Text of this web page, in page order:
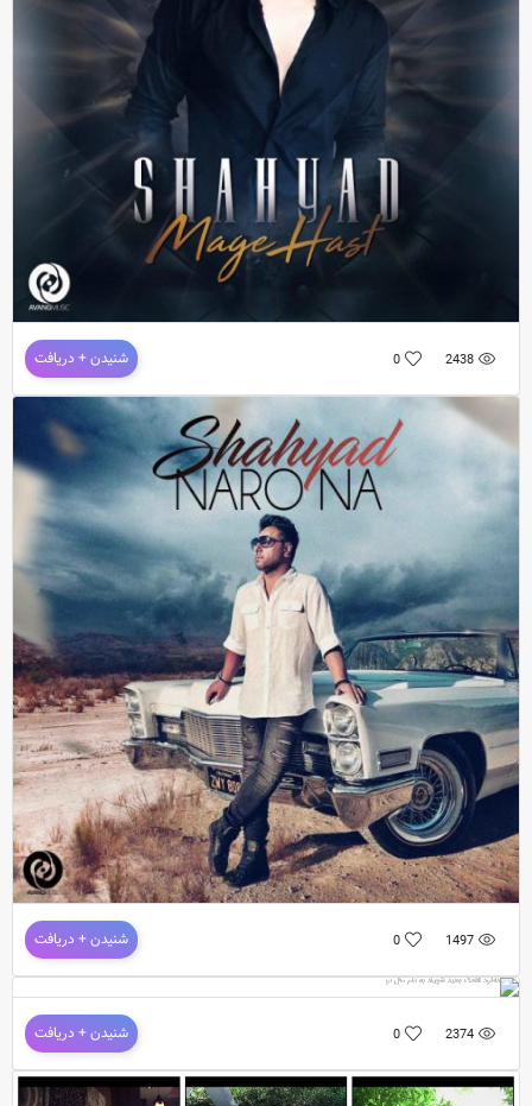
دانلود آهنگ جدید و فوق العاده زیبای به نام عاشق تو شدم
دانلود آهنگ جدیدو فوق العاده زیبایشهیاد به نام مگه هست
2438
0 شنیدن + دریافت
1497
0 شنیدن + دریافت
New Music Shahyad Called Mesle To
2374
0 شنیدن + دریافت